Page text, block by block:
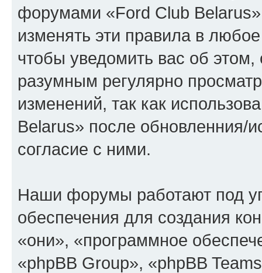
форумами «Ford Club
изменять эти правила в
чтобы уведомить вас об
разумным регулярно
изменений, так как
Belarus» после обновленния/
согласие с ними.
Наши форумы работают под
обеспечения для создания
«они», «программное
«phpBB Group», «phpBB